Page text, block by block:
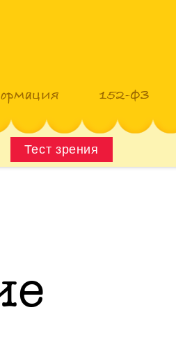
152-ФЗ
Тест зрения